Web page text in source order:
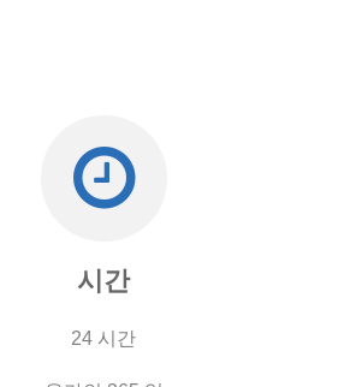
시간
24 시간